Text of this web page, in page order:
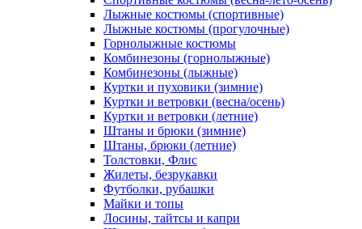
Лыжные костюмы (спортивные)
Лыжные костюмы (прогулочные)
Горнолыжные костюмы
Комбинезоны (горнолыжные)
Комбинезоны (лыжные)
Куртки и пуховики (зимние)
Куртки и ветровки (весна/осень)
Куртки и ветровки (летние)
Штаны и брюки (зимние)
Штаны, брюки (летние)
Толстовки, Флис
Жилеты, безрукавки
Футболки, рубашки
Майки и топы
Лосины, тайтсы и капри